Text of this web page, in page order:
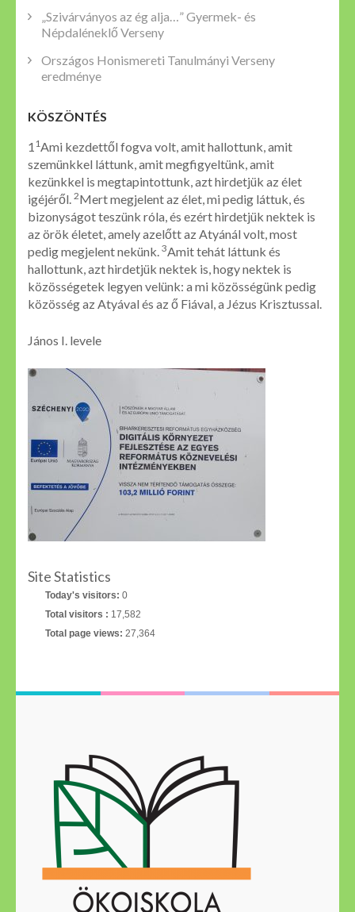
„Szivárványos az ég alja…” Gyermek- és
Népdaléneklő Verseny
Országos Honismereti Tanulmányi Verseny
eredménye
KÖSZÖNTÉS
1 1Ami kezdettől fogva volt, amit hallottunk, amit
szemünkkel láttunk, amit megfigyeltünk, amit
kezünkkel is megtapintottunk, azt hirdetjük az élet
igéjéről. 2Mert megjelent az élet, mi pedig láttuk, és
bizonyságot teszünk róla, és ezért hirdetjük nektek is
az örök életet, amely azelőtt az Atyánál volt, most
pedig megjelent nekünk. 3Amit tehát láttunk és
hallottunk, azt hirdetjük nektek is, hogy nektek is
közösségetek legyen velünk: a mi közösségünk pedig
közösség az Atyával és az ő Fiával, a Jézus Krisztussal.
János I. levele
Site Statistics
Today's visitors: 0
Total visitors : 17,582
Total page views: 27,364